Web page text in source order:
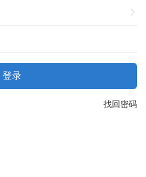
登录
找回密码